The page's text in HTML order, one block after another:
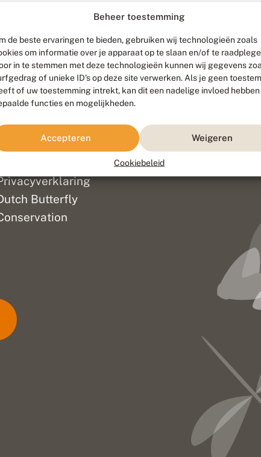
Beheer toestemming
de beste ervaringen te bieden, gebruiken wij technologieën zoals
om informatie over je apparaat op te slaan en/of te
in te stemmen met deze technologieën kunnen wij gegevens
of unieke ID's op deze site verwerken. Als je geen
of uw toestemming intrekt, kan dit een nadelige invloed hebben
functies en mogelijkheden.
Accepteren Weigeren
Cookiebeleid
Butterfly
ontwikkeld door Go2People, ontworpen door